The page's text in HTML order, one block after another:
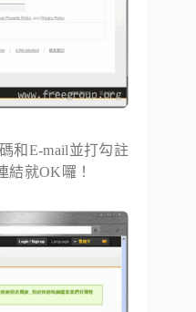
和E-mail並打勾註
結就OK囉！